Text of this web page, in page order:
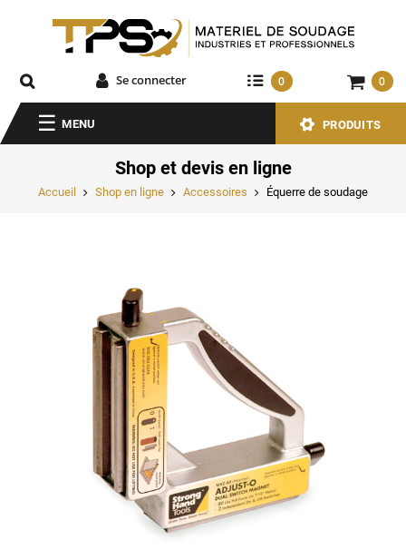
Se connecter 0 0
MENU PRODUITS
Shop et devis en ligne
Accueil Shop en ligne Accessoires Équerre de soudage